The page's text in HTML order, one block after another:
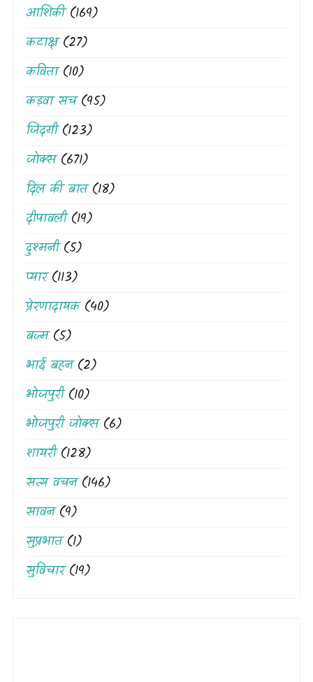
आशिकी(169)
कटाक्ष(27)
कविता(10)
कड़वा सच(95)
जिंदगी(123)
जोक्स(671)
दिल की बात(18)
दीपावली(19)
दुश्मनी(5)
प्यार(113)
प्रेरणादायक(40)
बज्म(5)
भाई बहन(2)
भोजपुरी(10)
भोजपुरी जोक्स(6)
शायरी(128)
सत्य वचन(146)
सावन(9)
सुप्रभात(1)
सुविचार(19)